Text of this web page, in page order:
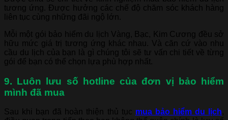
tương ứng. Được hưởng các chế độ chăm sóc khách hàng
liên tục cùng những đãi ngộ lớn.
Mỗi một gói bảo hiểm du lịch Vàng, Bạc, Kim Cương đều sở
hữu mức giá trị tương ứng khác nhau. Và căn cứ vào nhu
cầu du lịch của bạn là gì chúng tôi sẽ tư vấn chi tiết về từng
gói để bạn có thể chọn lựa phù hợp nhất.
9. Luôn lưu số hotline của đơn vị bảo hiểm
mình đã mua
Sau khi bạn đã hoàn thiện thủ tục mua bảo hiểm du lịch,